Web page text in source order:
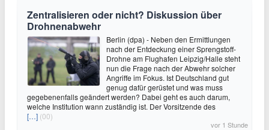
Zentralisieren oder nicht? Diskussion über
Drohnenabwehr
Berlin (dpa) - Neben den Ermittlungen
nach der Entdeckung einer Sprengstoff-
Drohne am Flughafen Leipzig/Halle steht
nun die Frage nach der Abwehr solcher
Angriffe im Fokus. Ist Deutschland gut
genug dafür gerüstet und was muss
gegebenenfalls geändert werden? Dabei geht es auch darum,
welche Institution wann zuständig ist. Der Vorsitzende des
[…] (00)
vor 1 Stunde